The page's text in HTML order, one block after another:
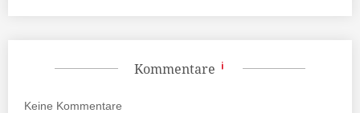
Kommentare
Keine Kommentare